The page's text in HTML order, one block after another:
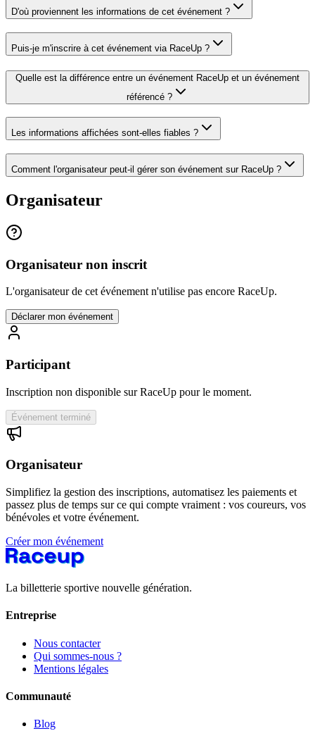
D'où proviennent les informations de cet événement ?
Puis-je m'inscrire à cet événement via RaceUp ?
Quelle est la différence entre un événement RaceUp et un événement
référencé ?
Les informations affichées sont-elles fiables ?
Comment l'organisateur peut-il gérer son événement sur RaceUp ?
Organisateur
Organisateur non inscrit
L'organisateur de cet événement n'utilise pas encore RaceUp.
Déclarer mon événement
Participant
Inscription non disponible sur RaceUp pour le moment.
Événement terminé
Organisateur
Simplifiez la gestion des inscriptions, automatisez les paiements et
passez plus de temps sur ce qui compte vraiment : vos coureurs, vos
bénévoles et votre événement.
Créer mon événement
La billetterie sportive nouvelle génération.
Entreprise
Nous contacter
Qui sommes-nous ?
Mentions légales
Communauté
Blog